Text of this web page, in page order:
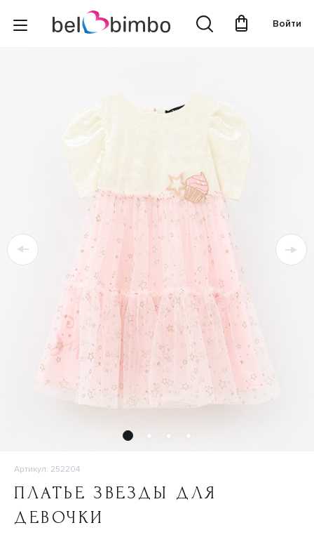
Войти
Артикул: 252204
ПЛАТЬЕ ЗВЕЗДЫ ДЛЯ
ДЕВОЧКИ